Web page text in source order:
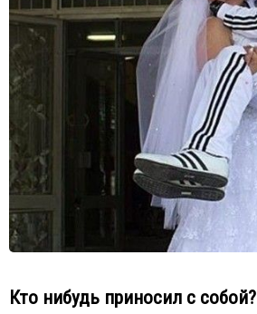
Кто нибудь приносил с собой?